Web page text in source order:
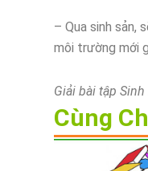
– Qua sinh sản,
môi trường mới
Giải bài tập
Cùng